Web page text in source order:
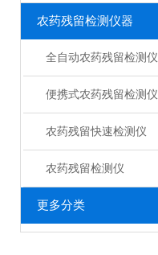
农药残留检测仪器
全自动农药残留检测仪
便携式农药残留检测仪
农药残留快速检测仪
农药残留检测仪
更多分类